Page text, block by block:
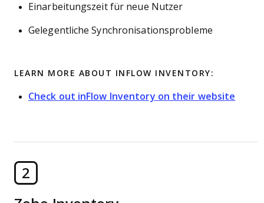
Einarbeitungszeit für neue Nutzer
Gelegentliche Synchronisationsprobleme
LEARN MORE ABOUT INFLOW INVENTORY:
Check out inFlow Inventory on their website
2